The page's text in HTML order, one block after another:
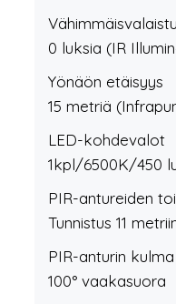
0 luksia (IR
Yönäön etäisyys
15 metriä
LED-kohdevalot
1kpl/6500K/450
PIR-antureiden
Tunnistus 11
PIR-anturin kulma
100° vaakasuora